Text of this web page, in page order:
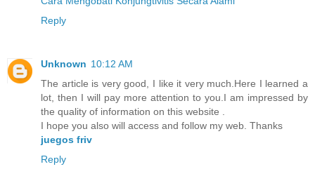
Reply
Unknown 10:12 AM
The article is very good, I like it very much.Here I learned a
lot, then I will pay more attention to you.I am impressed by
the quality of information on this website .
I hope you also will access and follow my web. Thanks
juegos friv
Reply